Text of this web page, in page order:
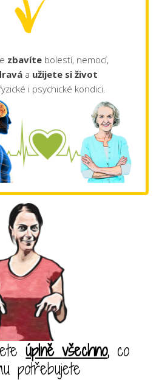
zbavítebolestí, nemocí,
a užijete si život
i psychické kondici.
úplněvšechno, co
potřebujete